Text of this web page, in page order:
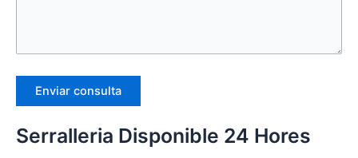
Serralleria Disponible 24 Hores